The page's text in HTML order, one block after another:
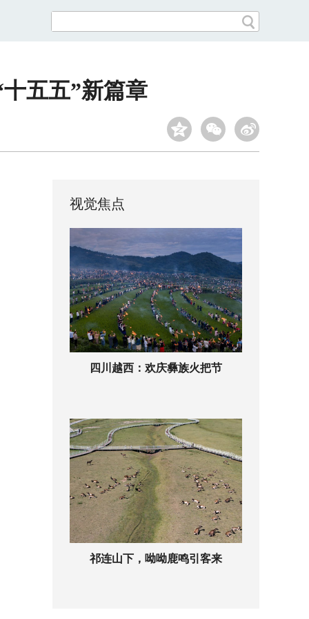
五五”新篇章
视觉焦点
四川越西：欢庆彝族火把节
祁连山下，呦呦鹿鸣引客来